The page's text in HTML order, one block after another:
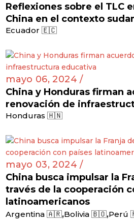
Reflexiones sobre el TLC
China en el contexto
Ecuador 🇪🇨
mayo 06, 2024 /
China y Honduras firman
renovación de
Honduras 🇭🇳
mayo 03, 2024 /
China busca impulsar la
través de la cooperación
latinoamericanos
Argentina 🇦🇷,Bolivia 🇧🇴,Perú